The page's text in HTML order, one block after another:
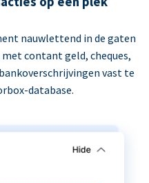
nauwlettend in de gaten
contant geld, cheques,
vast te
database.